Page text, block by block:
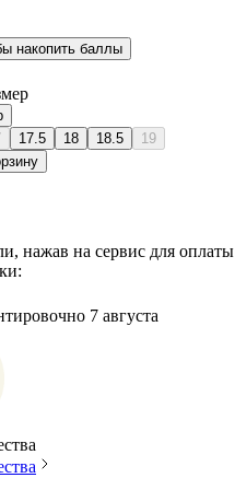
накопить баллы
17.5 18 18.5
19
нажав на сервис для оплаты
:
7 августа